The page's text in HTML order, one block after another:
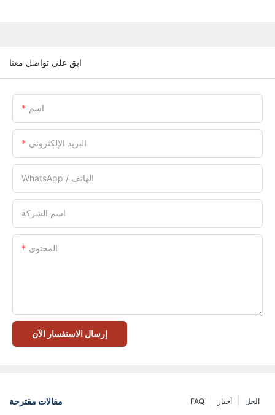
ابق على تواصل معنا
اسم
البريد الإلكتروني
WhatsApp / الهاتف
اسم الشركة
المحتوى
إرسال الاستفسار الآن
مقالات مقترحة الحل أخبار FAQ